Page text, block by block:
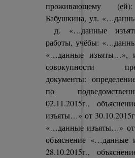
проживающему
Бабушкина, ул.
д. «…данные
работы, учёбы:
«…данные изъяты…»,
совокупности
документы:
по
02.11.2015г.,
изъяты…» от
«…данные изъяты…» от
объяснение «…данные
28.10.2015г.,